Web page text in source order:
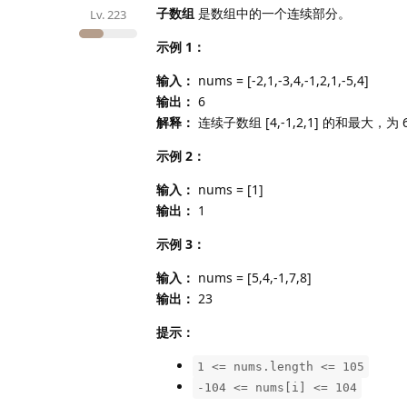
Lv.223 子数组 是数组中的一个连续部分。
示例 1：
输入： nums = [-2,1,-3,4,-1,2,1,-5,4]
输出： 6
解释： 连续子数组 [4,-1,2,1] 的和最大，为
示例 2：
输入： nums = [1]
输出： 1
示例 3：
输入： nums = [5,4,-1,7,8]
输出： 23
提示：
1 <= nums.length <= 105
-104 <= nums[i] <= 104